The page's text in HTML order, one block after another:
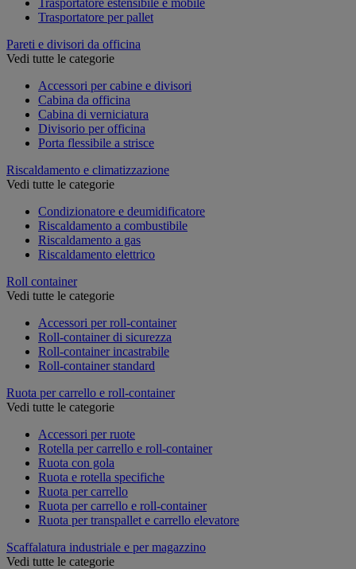
Trasportatore per pallet
Pareti e divisori da officina
Vedi tutte le categorie
Accessori per cabine e divisori
Cabina da officina
Cabina di verniciatura
Divisorio per officina
Porta flessibile a strisce
Riscaldamento e climatizzazione
Vedi tutte le categorie
Condizionatore e deumidificatore
Riscaldamento a combustibile
Riscaldamento a gas
Riscaldamento elettrico
Roll container
Vedi tutte le categorie
Accessori per roll-container
Roll-container di sicurezza
Roll-container incastrabile
Roll-container standard
Ruota per carrello e roll-container
Vedi tutte le categorie
Accessori per ruote
Rotella per carrello e roll-container
Ruota con gola
Ruota e rotella specifiche
Ruota per carrello
Ruota per carrello e roll-container
Ruota per transpallet e carrello elevatore
Scaffalatura industriale e per magazzino
Vedi tutte le categorie